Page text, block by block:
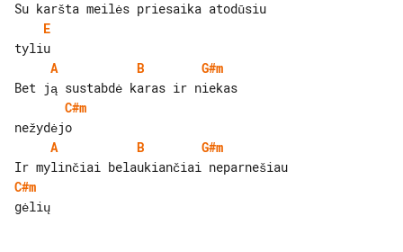
E
A
B
G#m
C#m
A
B
G#m
C#m
gėlių